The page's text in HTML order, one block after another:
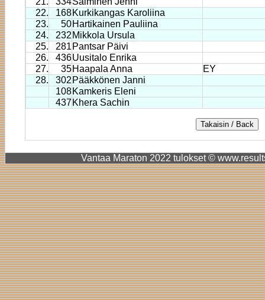
22.
168 Kurkikangas Karoliina
23.
50 Hartikainen Pauliina
24.
232 Mikkola Ursula
25.
281 Pantsar Päivi
26.
436Uusitalo Enrika
27.
35 Haapala Anna
EY
28.
302 Pääkkönen Janni
108 Kamkeris Eleni
437 Khera Sachin
Vantaa Maraton 2022 tulokset ©